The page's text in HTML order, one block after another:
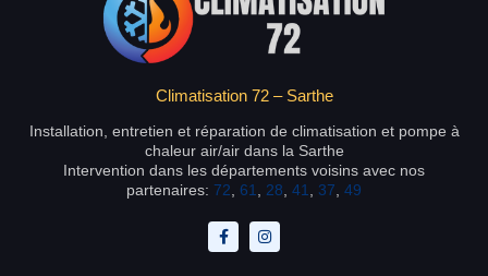
Climatisation 72 – Sarthe
Installation, entretien et réparation de climatisation et pompe à
chaleur air/air dans la Sarthe
Intervention dans les départements voisins avec nos
partenaires: 72 61 28 41 37 49